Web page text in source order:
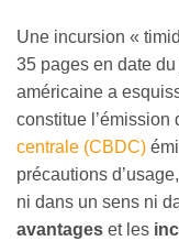
Une incursion «
35 pages en date
américaine a
constitue l’émission
centrale (CBDC)
précautions
ni dans un sens ni
avantages et les